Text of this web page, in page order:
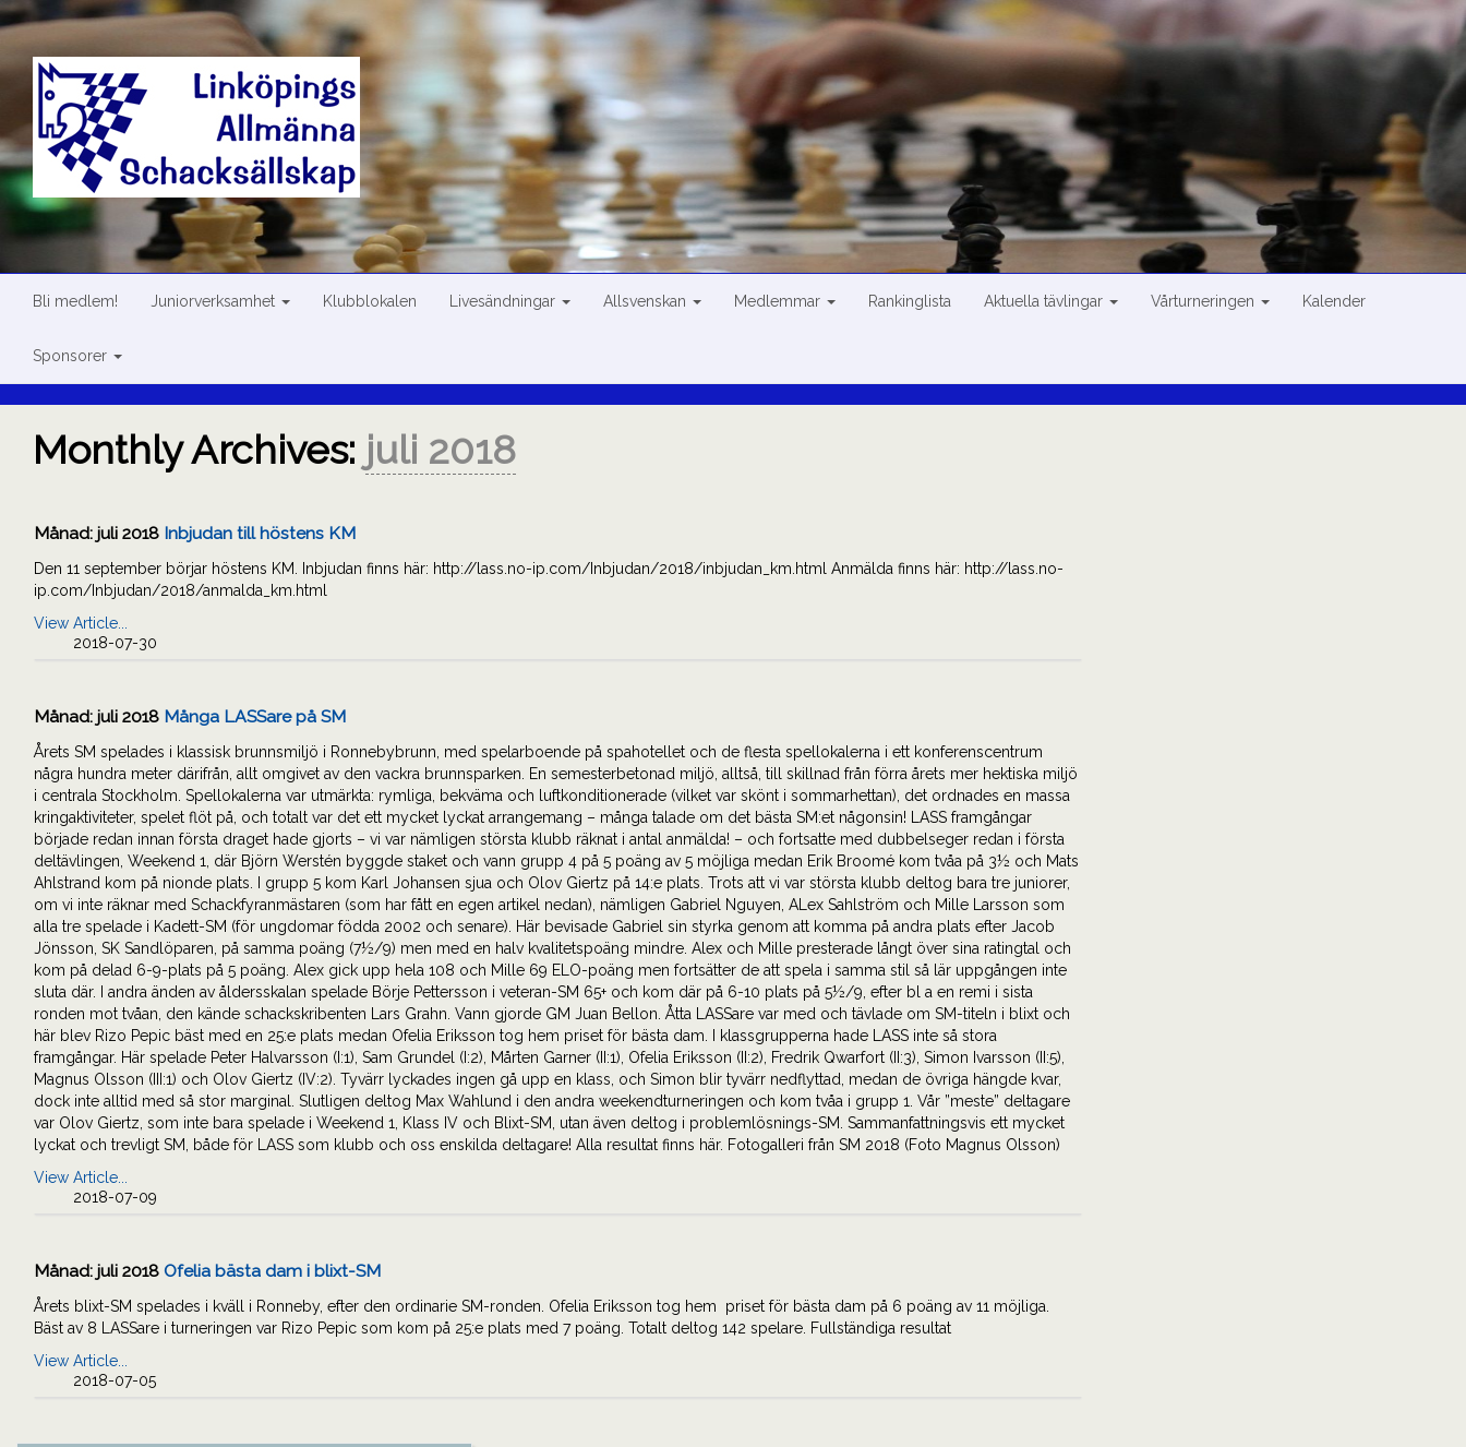
Skip
to
content
Bli medlem! Juniorverksamhet Klubblokalen Livesändningar Allsvenskan Medlemmar Rankinglista Aktuella tävlingar Vårturneringen Kalender
Sponsorer
Monthly Archives: juli 2018
Månad: juli 2018 Inbjudan till höstens KM
Den 11 september börjar höstens KM. Inbjudan finns här: http://lass.no-ip.com/Inbjudan/2018/inbjudan_km.html Anmälda finns här: http://lass.no-
ip.com/Inbjudan/2018/anmalda_km.html
View Article...
2018-07-30
Månad: juli 2018 Många LASSare på SM
Årets SM spelades i klassisk brunnsmiljö i Ronnebybrunn, med spelarboende på spahotellet och de flesta spellokalerna i ett konferenscentrum
några hundra meter därifrån, allt omgivet av den vackra brunnsparken. En semesterbetonad miljö, alltså, till skillnad från förra årets mer hektiska miljö
i centrala Stockholm. Spellokalerna var utmärkta: rymliga, bekväma och luftkonditionerade (vilket var skönt i sommarhettan), det ordnades en massa
kringaktiviteter, spelet flöt på, och totalt var det ett mycket lyckat arrangemang – många talade om det bästa SM:et någonsin! LASS framgångar
började redan innan första draget hade gjorts – vi var nämligen största klubb räknat i antal anmälda! – och fortsatte med dubbelseger redan i första
deltävlingen, Weekend 1, där Björn Werstén byggde staket och vann grupp 4 på 5 poäng av 5 möjliga medan Erik Broomé kom tvåa på 3½ och Mats
Ahlstrand kom på nionde plats. I grupp 5 kom Karl Johansen sjua och Olov Giertz på 14:e plats. Trots att vi var största klubb deltog bara tre juniorer,
om vi inte räknar med Schackfyranmästaren (som har fått en egen artikel nedan), nämligen Gabriel Nguyen, ALex Sahlström och Mille Larsson som
alla tre spelade i Kadett-SM (för ungdomar födda 2002 och senare). Här bevisade Gabriel sin styrka genom att komma på andra plats efter Jacob
Jönsson, SK Sandlöparen, på samma poäng (7½/9) men med en halv kvalitetspoäng mindre. Alex och Mille presterade långt över sina ratingtal och
kom på delad 6-9-plats på 5 poäng. Alex gick upp hela 108 och Mille 69 ELO-poäng men fortsätter de att spela i samma stil så lär uppgången inte
sluta där. I andra änden av åldersskalan spelade Börje Pettersson i veteran-SM 65+ och kom där på 6-10 plats på 5½/9, efter bl a en remi i sista
ronden mot tvåan, den kände schackskribenten Lars Grahn. Vann gjorde GM Juan Bellon. Åtta LASSare var med och tävlade om SM-titeln i blixt och
här blev Rizo Pepic bäst med en 25:e plats medan Ofelia Eriksson tog hem priset för bästa dam. I klassgrupperna hade LASS inte så stora
framgångar. Här spelade Peter Halvarsson (I:1), Sam Grundel (I:2), Mårten Garner (II:1), Ofelia Eriksson (II:2), Fredrik Qwarfort (II:3), Simon Ivarsson (II:5),
Magnus Olsson (III:1) och Olov Giertz (IV:2). Tyvärr lyckades ingen gå upp en klass, och Simon blir tyvärr nedflyttad, medan de övriga hängde kvar,
dock inte alltid med så stor marginal. Slutligen deltog Max Wahlund i den andra weekendturneringen och kom tvåa i grupp 1. Vår ”meste” deltagare
var Olov Giertz, som inte bara spelade i Weekend 1, Klass IV och Blixt-SM, utan även deltog i problemlösnings-SM. Sammanfattningsvis ett mycket
lyckat och trevligt SM, både för LASS som klubb och oss enskilda deltagare! Alla resultat finns här. Fotogalleri från SM 2018 (Foto Magnus Olsson)
View Article...
2018-07-09
Månad: juli 2018 Ofelia bästa dam i blixt-SM
Årets blixt-SM spelades i kväll i Ronneby, efter den ordinarie SM-ronden. Ofelia Eriksson tog hem priset för bästa dam på 6 poäng av 11 möjliga.
Bäst av 8 LASSare i turneringen var Rizo Pepic som kom på 25:e plats med 7 poäng. Totalt deltog 142 spelare. Fullständiga resultat
View Article...
2018-07-05